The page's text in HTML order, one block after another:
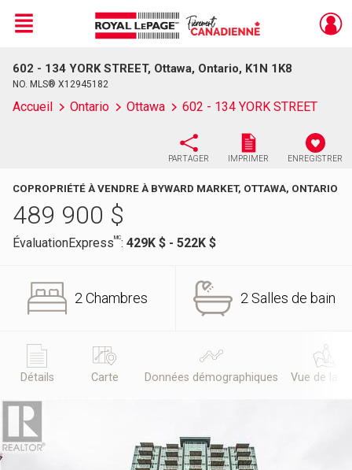
Live
En Direct
Menu
602 - 134 YORK STREET, Ottawa, Ontario, K1N 1K8
NO. MLS® X12945182
Accueil Ontario Ottawa 602 - 134 YORK STREET
PARTAGER IMPRIMER ENREGISTRER
COPROPRIÉTÉ À VENDRE À BYWARD MARKET, OTTAWA, ONTARIO
489 900 $
ÉvaluationExpressMC: 429K $ - 522K $
2 Chambres 2 Salles de bain
Détails Carte Données démographiques Vue de la